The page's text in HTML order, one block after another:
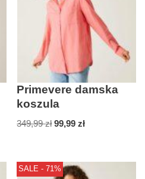
Primevere damska
koszula
349,99zł 99,99zł
SALE - 71%